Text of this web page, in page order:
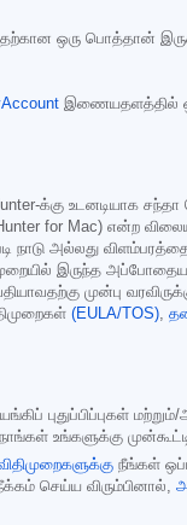
ஒரு பொத்தான்
இணையதளத்தில்
க்கு உடனடியாக சந்தா
for Mac) என்ற
அல்லது
இருந்த
முன்பு
(EULA/TOS)
புதுப்பிப்புகள்
உங்களுக்கு
நீங்கள்
செய்ய விரும்பினால்,